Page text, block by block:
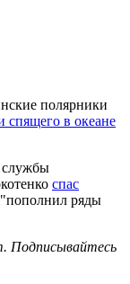
полярники
спящего в океане
службы
спас
ряды
Подписывайтесь